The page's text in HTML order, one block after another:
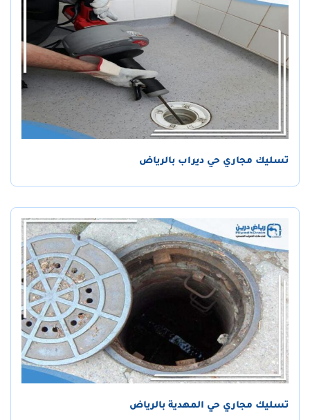
تسليك مجاري حي ديراب بالرياض
تسليك مجاري حي المهدية بالرياض